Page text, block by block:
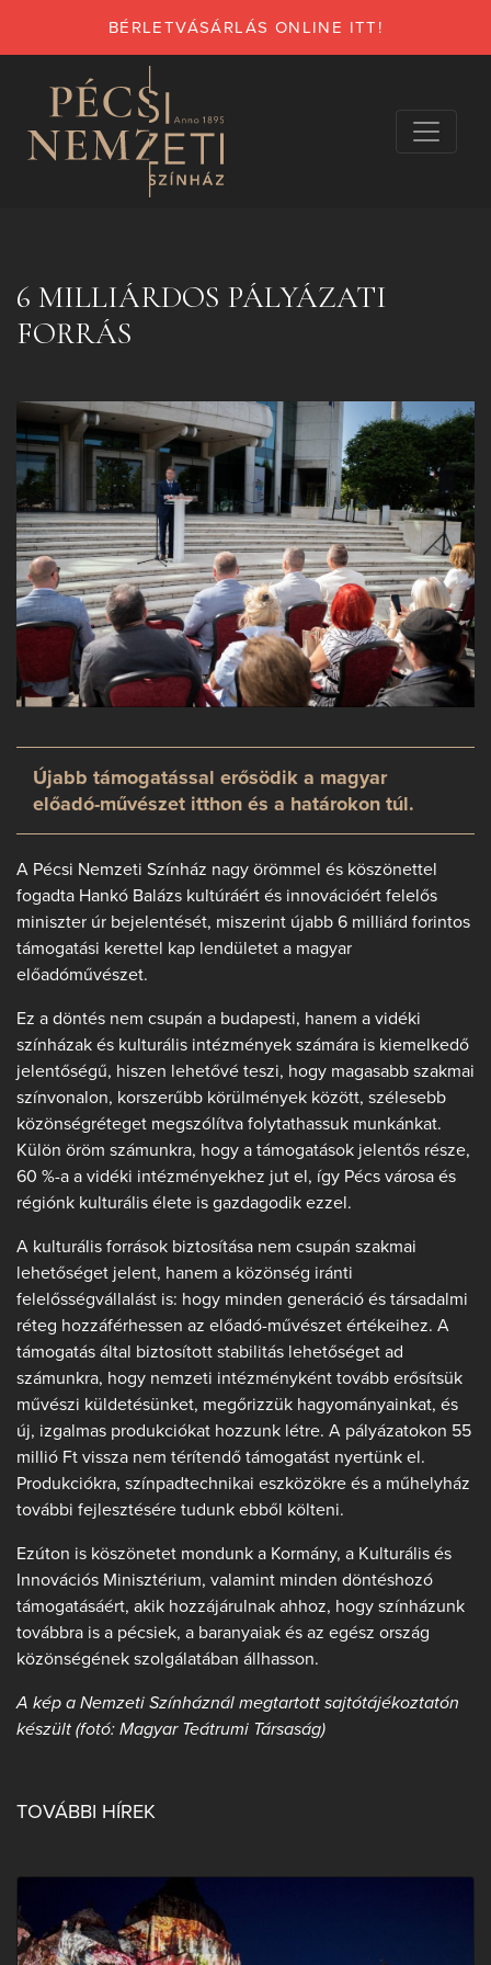
BÉRLETVÁSÁRLÁS ONLINE ITT!
TOVÁBBI HÍREK
6 MILLIÁRDOS PÁLYÁZATI
FORRÁS
Újabb támogatással erősödik a magyar
előadó-művészet itthon és a határokon túl.
A Pécsi Nemzeti Színház nagy örömmel és köszönettel
fogadta Hankó Balázs kultúráért és innovációért felelős
miniszter úr bejelentését, miszerint újabb 6 milliárd forintos
támogatási kerettel kap lendületet a magyar
előadóművészet.
Ez a döntés nem csupán a budapesti, hanem a vidéki
színházak és kulturális intézmények számára is kiemelkedő
jelentőségű, hiszen lehetővé teszi, hogy magasabb szakmai
színvonalon, korszerűbb körülmények között, szélesebb
közönségréteget megszólítva folytathassuk munkánkat.
Külön öröm számunkra, hogy a támogatások jelentős része,
60 %-a a vidéki intézményekhez jut el, így Pécs városa és
régiónk kulturális élete is gazdagodik ezzel.
A kulturális források biztosítása nem csupán szakmai
lehetőséget jelent, hanem a közönség iránti
felelősségvállalást is: hogy minden generáció és társadalmi
réteg hozzáférhessen az előadó-művészet értékeihez. A
támogatás által biztosított stabilitás lehetőséget ad
számunkra, hogy nemzeti intézményként tovább erősítsük
művészi küldetésünket, megőrizzük hagyományainkat, és
új, izgalmas produkciókat hozzunk létre. A pályázatokon 55
millió Ft vissza nem térítendő támogatást nyertünk el.
Produkciókra, színpadtechnikai eszközökre és a műhelyház
további fejlesztésére tudunk ebből költeni.
Ezúton is köszönetet mondunk a Kormány, a Kulturális és
Innovációs Minisztérium, valamint minden döntéshozó
támogatásáért, akik hozzájárulnak ahhoz, hogy színházunk
továbbra is a pécsiek, a baranyaiak és az egész ország
közönségének szolgálatában állhasson.
A kép a Nemzeti Színháznál megtartott sajtótájékoztatón
készült (fotó: Magyar Teátrumi Társaság)